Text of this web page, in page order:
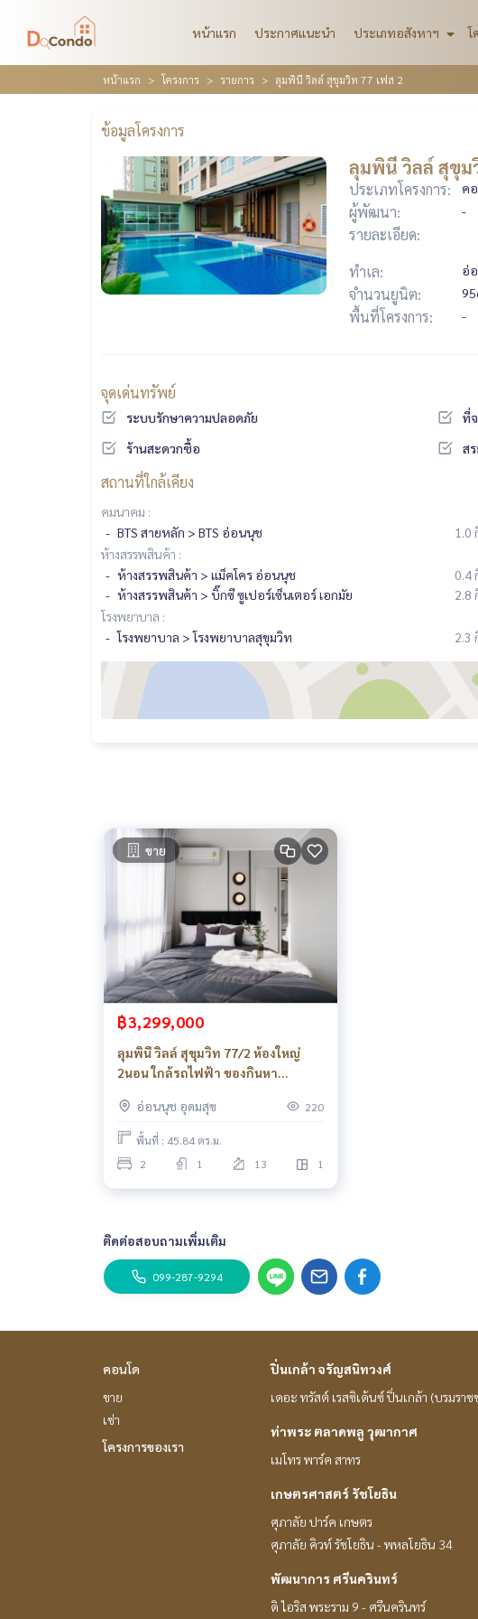
หน้าแรก ประกาศแนะนำ ประเภทอสังหาฯ โ
หน้าแรก โครงการ รายการ ลุมพินี วิลล์ สุขุมวิท 77 เฟส 2
ข้อมูลโครงการ
ลุมพินี วิลล์ สุขุม
ประเภทโครงการ: ค
ผู้พัฒนา: -
รายละเอียด:
ทำเล:
อ่
จำนวนยูนิต:
พื้นที่โครงการ: -
จุดเด่นทรัพย์
ระบบรักษาความปลอดภัย ที่
ร้านสะดวกซื้อ
ส
สถานที่ใกล้เคียง
คมนาคม :
BTS สายหลัก > BTS อ่อนนุช
1.0
ห้างสรรพสินค้า :
ห้างสรรพสินค้า > แม็คโคร อ่อนนุช
0.4
ห้างสรรพสินค้า > บิ๊กซี ซูเปอร์เซ็นเตอร์ เอกมัย
2.8
โรงพยาบาล :
โรงพยาบาล > โรงพยาบาลสุขุมวิท
2.3
ขาย
฿3,299,000
ลุมพินี วิลล์ สุขุมวิท 77/2 ห้องใหญ่
2นอน ใกล้รถไฟฟ้า ของกินหา
อ่อนนุช อุดมสุข
220
พื้นที่ : 45.84 ตร.ม.
2
1 13 1
ติดต่อสอบถามเพิ่มเติม
099-287-9294
คอนโด
ขาย
เช่า
โครงการของเรา
ปิ่นเกล้า จรัญสนิทวงศ์
เดอะ ทรัสต์ เรสซิเด้นซ์ ปิ่นเกล้า (บรมรา
ท่าพระ ตลาดพลู วุฒากาศ
เมโทร พาร์ค สาทร
เกษตรศาสตร์ รัชโยธิน
ศุภาลัย ปาร์ค เกษตร
ศุภาลัย คิวท์ รัชโยธิน - พหลโยธิน 34
พัฒนาการ ศรีนครินทร์
ดิ ไอริส พระราม 9 - ศรีนครินทร์